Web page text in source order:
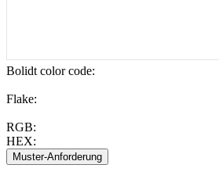
Bolidt color code:
Flake:
RGB:
HEX: